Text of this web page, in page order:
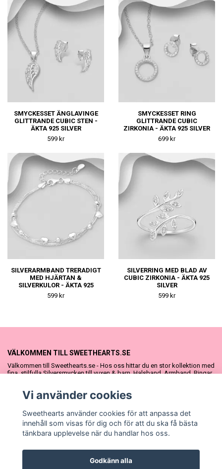
SMYCKESSET ÄNGLAVINGE
GLITTRANDE CUBIC STEN -
ÄKTA 925 SILVER
599 kr
SMYCKESSET RING
GLITTRANDE CUBIC
ZIRKONIA - ÄKTA 925 SILVER
699 kr
SILVERARMBAND TRERADIGT
MED HJÄRTAN &
SILVERKULOR - ÄKTA 925
SILVER
599 kr
SILVERRING MED BLAD AV
CUBIC ZIRKONIA - ÄKTA 925
SILVER
599 kr
VÄLKOMMEN TILL SWEETHEARTS.SE
Välkommen till Sweethearts.se - Hos oss hittar du en stor kollektion med
fina, stilfulla Silversmycken till vuxen & barn. Halsband, Armband, Ringar
vår söta Sweethearts kolllektion med barnsmycken, tyllkjolar &
Vi använder cookies
Sweethearts använder cookies för att anpassa det
innehåll som visas för dig och för att du ska få bästa
tänkbara upplevelse när du handlar hos oss.
Godkänn alla